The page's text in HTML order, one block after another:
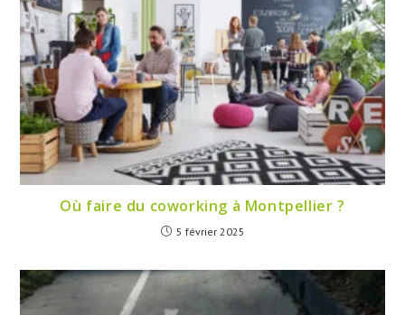
Où faire du coworking à Montpellier ?
5 février 2025